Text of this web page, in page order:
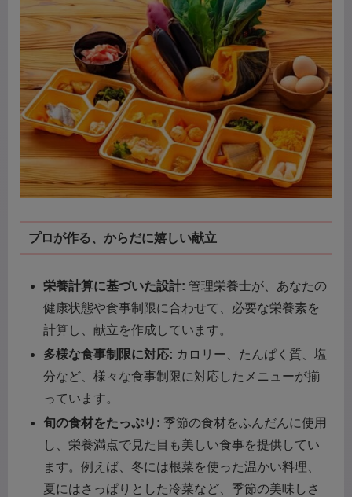
プロが作る、からだに嬉しい献立
栄養計算に基づいた設計: 管理栄養士が、あなたの
健康状態や食事制限に合わせて、必要な栄養素を
計算し、献立を作成しています。
多様な食事制限に対応: カロリー、たんぱく質、塩
分など、様々な食事制限に対応したメニューが揃
っています。
旬の食材をたっぷり: 季節の食材をふんだんに使用
し、栄養満点で見た目も美しい食事を提供してい
ます。例えば、冬には根菜を使った温かい料理、
夏にはさっぱりとした冷菜など、季節の美味しさ